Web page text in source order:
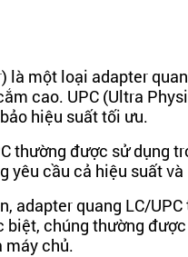
là một loại adapter
cao. UPC (Ultra
hiệu suất tối ưu.
thường được sử dụng
yêu cầu cả hiệu suất
adapter quang LC/
chúng thường
máy chủ.